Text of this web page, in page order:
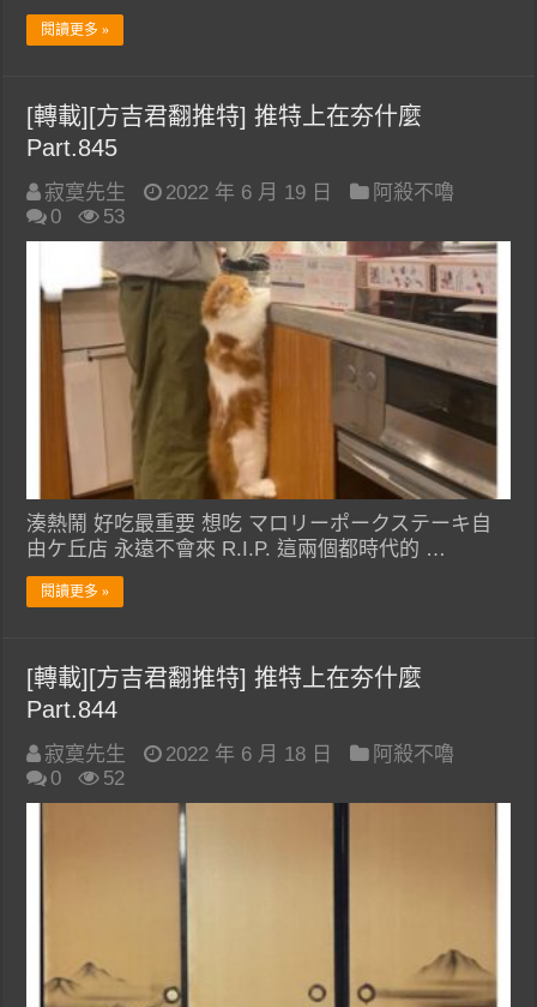
閱讀更多 »
[轉載][方吉君翻推特] 推特上在夯什麼
Part.845
寂寞先生 2022 年 6 月 19 日
阿殺不嚕
0
53
湊熱鬧 好吃最重要 想吃 マロリーポークステーキ自
由ケ丘店 永遠不會來 R.I.P. 這兩個都時代的 …
閱讀更多 »
[轉載][方吉君翻推特] 推特上在夯什麼
Part.844
寂寞先生 2022 年 6 月 18 日
阿殺不嚕
0
52